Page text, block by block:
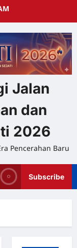
Jalan
dan
2026
Pencerahan Baru
Subscribe